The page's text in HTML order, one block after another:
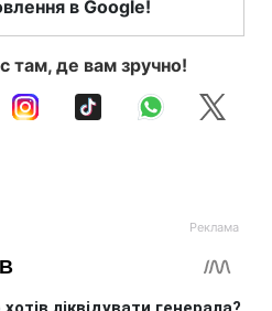
в Google!
там, де вам зручно!